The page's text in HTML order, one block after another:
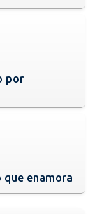
por
que enamora